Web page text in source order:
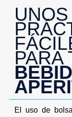
El uso de
PARA